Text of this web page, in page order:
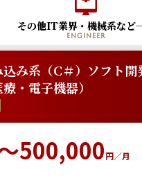
その他IT業界・機械系など
engineer
み系（C＃）ソフト開
療・電子機器）
500,000円／月